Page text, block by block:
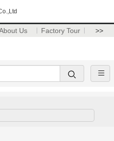
Us Factory Tour >>